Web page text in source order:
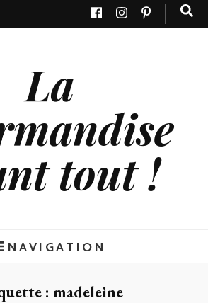
La
tout !
NAVIGATION
: madeleine